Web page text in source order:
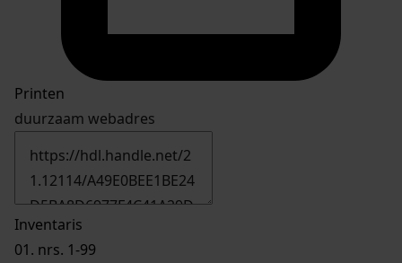
Printen
duurzaam webadres
Inventaris
01. nrs. 1-99